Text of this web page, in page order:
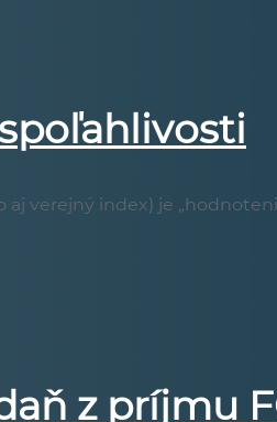
aj verejný index) je
z príjmu